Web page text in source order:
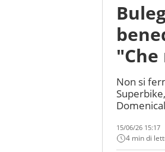
Non si
15/06/26 15:17
4 min di